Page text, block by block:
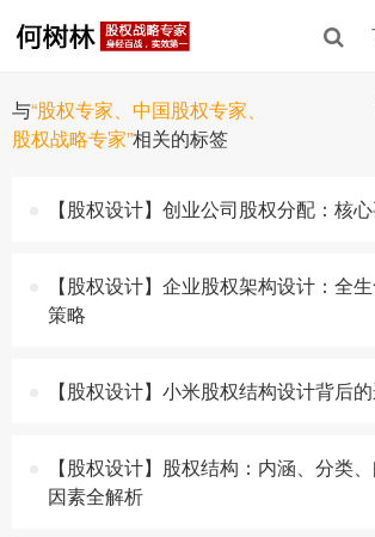
与“股权专家、中国股权专家、
股权战略专家”相关的标签
【股权设计】创业公司股权分配：核
【股权设计】企业股权架构设计：全
策略
【股权设计】小米股权结构设计背后
【股权设计】股权结构：内涵、分类
因素全解析